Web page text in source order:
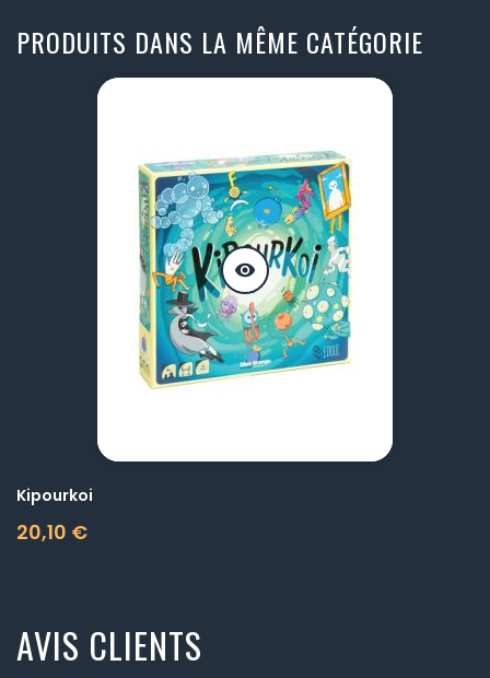
PRODUITS DANS LA MÊME CATÉGORIE
visibility
Kipourkoi
20,10 €
Prix
AVIS CLIENTS